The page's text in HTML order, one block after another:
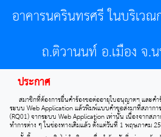
อาคารนครินทรศรี ในบริเว
ถ.ติวานนท์ อ.เมือง จ.
โทรศัพท์ 02-596-7500 โทรสาร
ประกาศ
สมาชิกที่ต้องการยื่นคำร้องขอต่ออายุใบอนุญาตฯ และค
ระบบ Web Application แล้วพิมพ์แบบคำขอส่งมาที่สภากา
(RQ01) จากระบบ Web Application เท่านั้น เนื่องจากสภ
ทำการต่าง ๆ ในช่องทางเดิมแล้ว ตั้งแต่วันที่ 1 พฤษภาคม